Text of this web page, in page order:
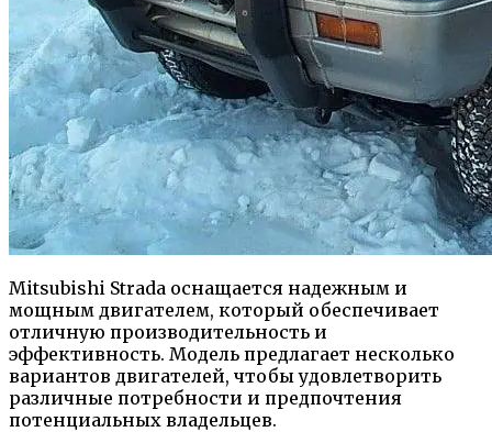
Mitsubishi Strada оснащается надежным и
мощным двигателем, который обеспечивает
отличную производительность и
эффективность. Модель предлагает несколько
вариантов двигателей, чтобы удовлетворить
различные потребности и предпочтения
потенциальных владельцев.